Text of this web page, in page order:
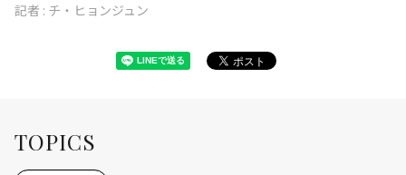
記者 : チ・ヒョンジュン
TOPICS